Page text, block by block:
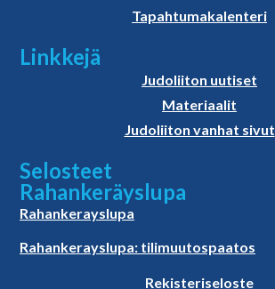
Tapahtumakalenteri
Linkkejä
Judoliiton uutiset
Materiaalit
Judoliiton vanhat sivut
Selosteet
Rahankeräyslupa
Rahankerayslupa
Rahankerayslupa: tilimuutospaatos
Rekisteriseloste